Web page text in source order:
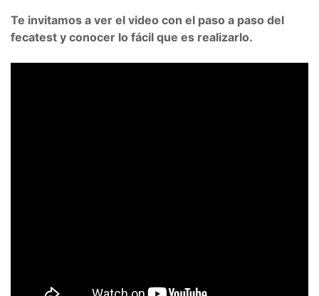
Te invitamos a ver el video con el paso a paso del
fecatest y conocer lo fácil que es realizarlo.